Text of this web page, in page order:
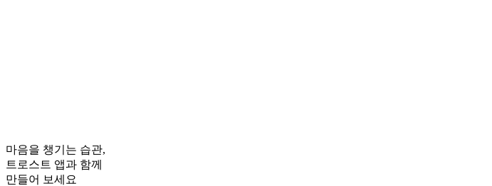
마음을 챙기는 습관,
트로스트 앱과 함께
만들어 보세요